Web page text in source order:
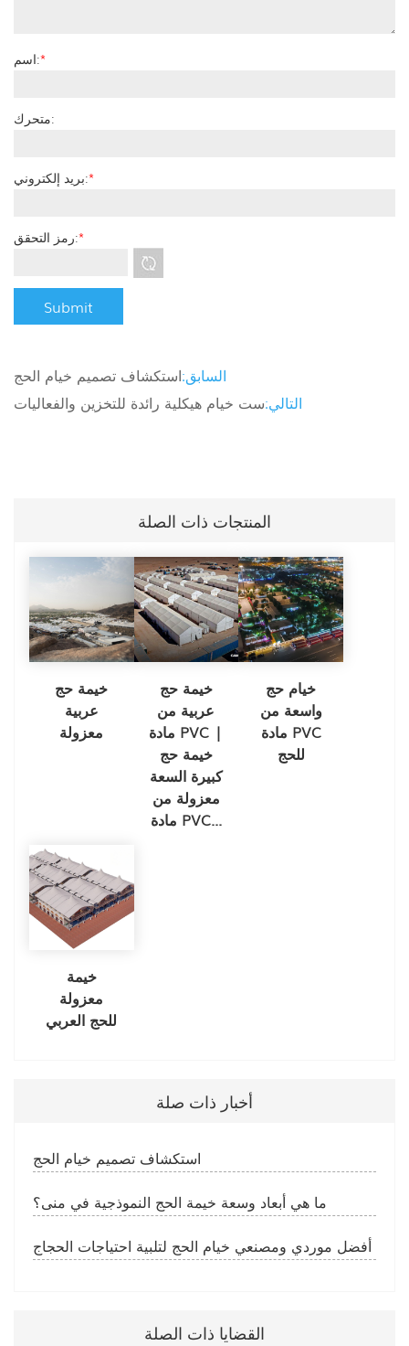
اسم:*
متحرك:
بريد إلكتروني:*
رمز التحقق:*
السابق:استكشاف تصميم خيام الحج
التالي:ست خيام هيكلية رائدة للتخزين والفعاليات
المنتجات ذات الصلة
خيمة حج
عربية
معزولة
خيمة حج
عربية من
مادة PVC |
خيمة حج
كبيرة السعة
معزولة من
مادة PVC...
خيام حج
واسعة من
مادة PVC
للحج
خيمة
معزولة
للحج العربي
أخبار ذات صلة
استكشاف تصميم خيام الحج
ما هي أبعاد وسعة خيمة الحج النموذجية في منى؟
أفضل موردي ومصنعي خيام الحج لتلبية احتياجات الحجاج
القضايا ذات الصلة